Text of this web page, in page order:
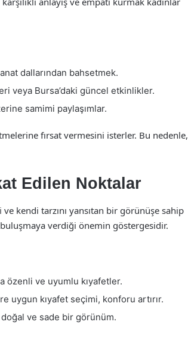
dallarından bahsetmek.
veya Bursa’daki güncel etkinlikler.
samimi paylaşımlar.
fırsat vermesini isterler. Bu nedenle,
Edilen Noktalar
kendi tarzını yansıtan bir görünüşe sahip
buluşmaya verdiği önemin göstergesidir.
özenli ve uyumlu kıyafetler.
uygun kıyafet seçimi, konforu artırır.
doğal ve sade bir görünüm.